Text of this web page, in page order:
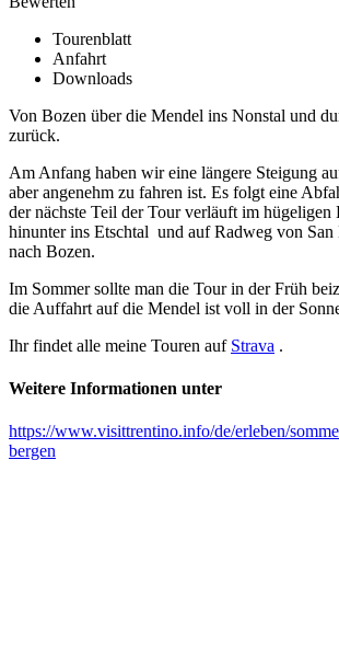
Tourenblatt
Anfahrt
Downloads
Von Bozen über die Mendel ins Nonstal und
zurück.
Am Anfang haben wir eine längere Steigung
aber angenehm zu fahren ist. Es folgt eine
der nächste Teil der Tour verläuft im hügeligen
hinunter ins Etschtal und auf Radweg von
nach Bozen.
Im Sommer sollte man die Tour in der Früh
die Auffahrt auf die Mendel ist voll in der
Ihr findet alle meine Touren auf Strava .
Weitere Informationen unter
https://www.visittrentino.info/de/erleben/
bergen